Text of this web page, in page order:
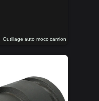
Outillage auto moco camion